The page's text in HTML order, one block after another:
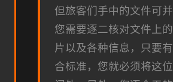
但旅客们手中的文件可并
您需要逐二核对文件上
片以及各种信息，只要
合标准，您就必须将这